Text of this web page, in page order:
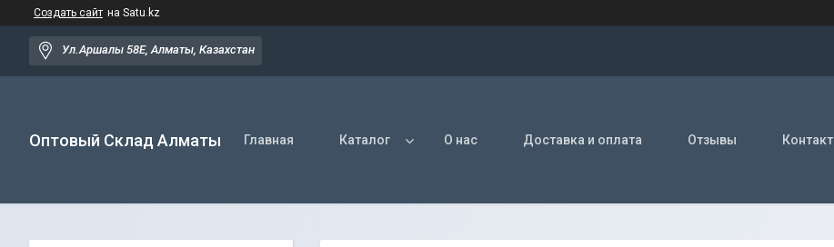
Создать сайт на Satu.kz
Ул.Аршалы 58Е, Алматы, Казахстан
Оптовый Склад Алматы Главная Каталог О нас Доставка и оплата Отзывы